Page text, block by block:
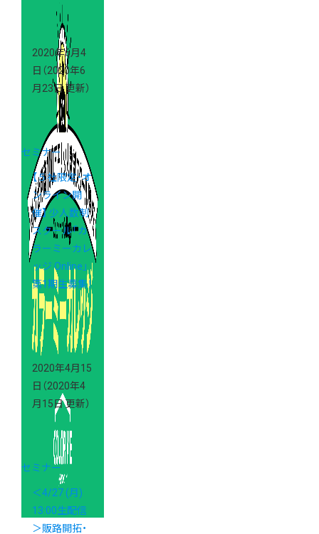
2020年6月4
日 （2020年6
月23日 更新）
セミナー
【５社限定・オ
ンライン開
催】 少人数制
スクール「カ
ラーミーカレ
ッジ Online」
第1期生募集！
2020年4月15
日 （2020年4
月15日 更新）
セミナー
＜4/27 (月)
13:00生配信
＞販路開拓・